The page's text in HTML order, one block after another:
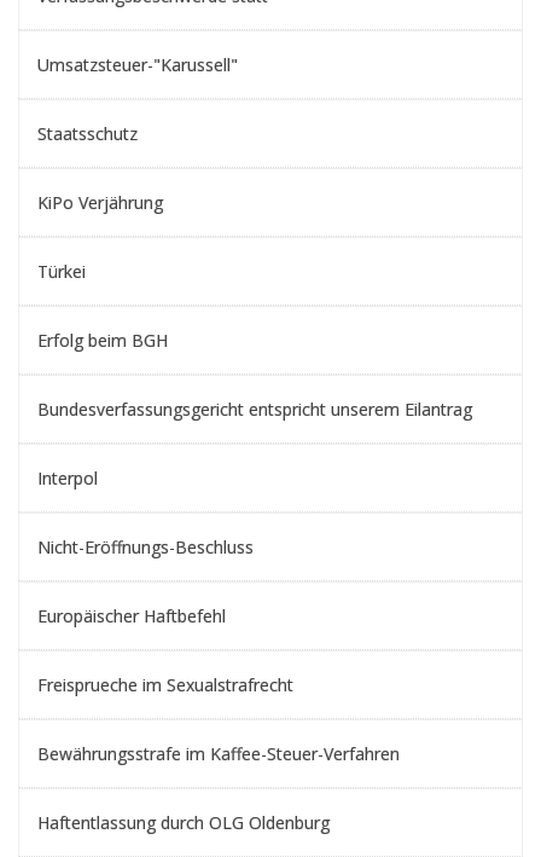
Umsatzsteuer-"Karussell"
Staatsschutz
KiPo Verjährung
Türkei
Erfolg beim BGH
Bundesverfassungsgericht entspricht unserem Eilantrag
Interpol
Nicht-Eröffnungs-Beschluss
Europäischer Haftbefehl
Freisprueche im Sexualstrafrecht
Bewährungsstrafe im Kaffee-Steuer-Verfahren
Haftentlassung durch OLG Oldenburg